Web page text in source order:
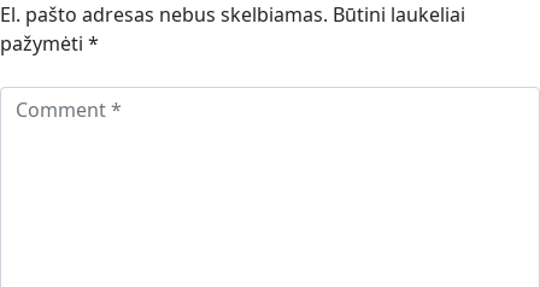
El. pašto adresas nebus skelbiamas. Būtini laukeliai
pažymėti *